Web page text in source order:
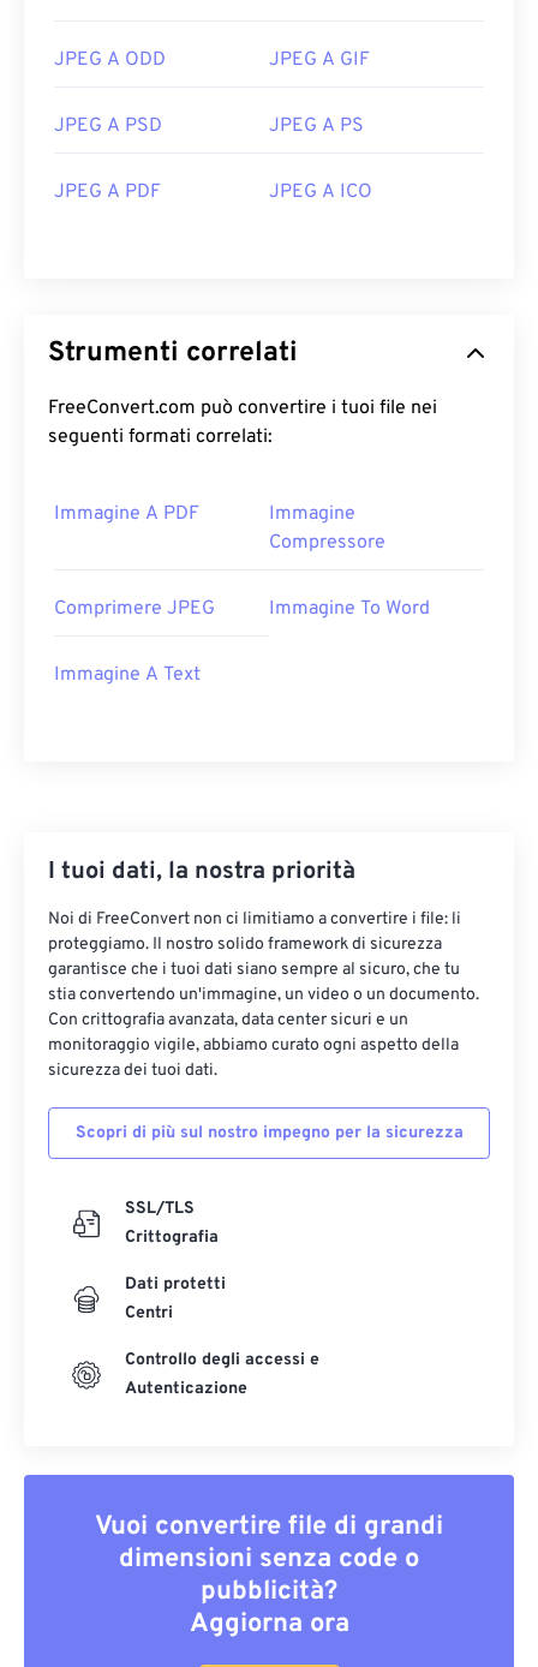
JPEG A ODD JPEG A GIF
JPEG A PSD JPEG A PS
JPEG A PDF JPEG A ICO
Strumenti correlati
FreeConvert.com può convertire i tuoi file nei
seguenti formati correlati:
Immagine A PDF
Immagine
Compressore
Comprimere JPEG Immagine To Word
Immagine A Text
I tuoi dati, la nostra priorità
Noi di FreeConvert non ci limitiamo a convertire i file: li
proteggiamo. Il nostro solido framework di sicurezza
garantisce che i tuoi dati siano sempre al sicuro, che tu
stia convertendo un'immagine, un video o un documento.
Con crittografia avanzata, data center sicuri e un
monitoraggio vigile, abbiamo curato ogni aspetto della
sicurezza dei tuoi dati.
Scopri di più sul nostro impegno per la sicurezza
SSL/TLS
Crittografia
Dati protetti
Centri
Controllo degli accessi e
Autenticazione
Vuoi convertire file di grandi
dimensioni senza code o
pubblicità?
Aggiorna ora